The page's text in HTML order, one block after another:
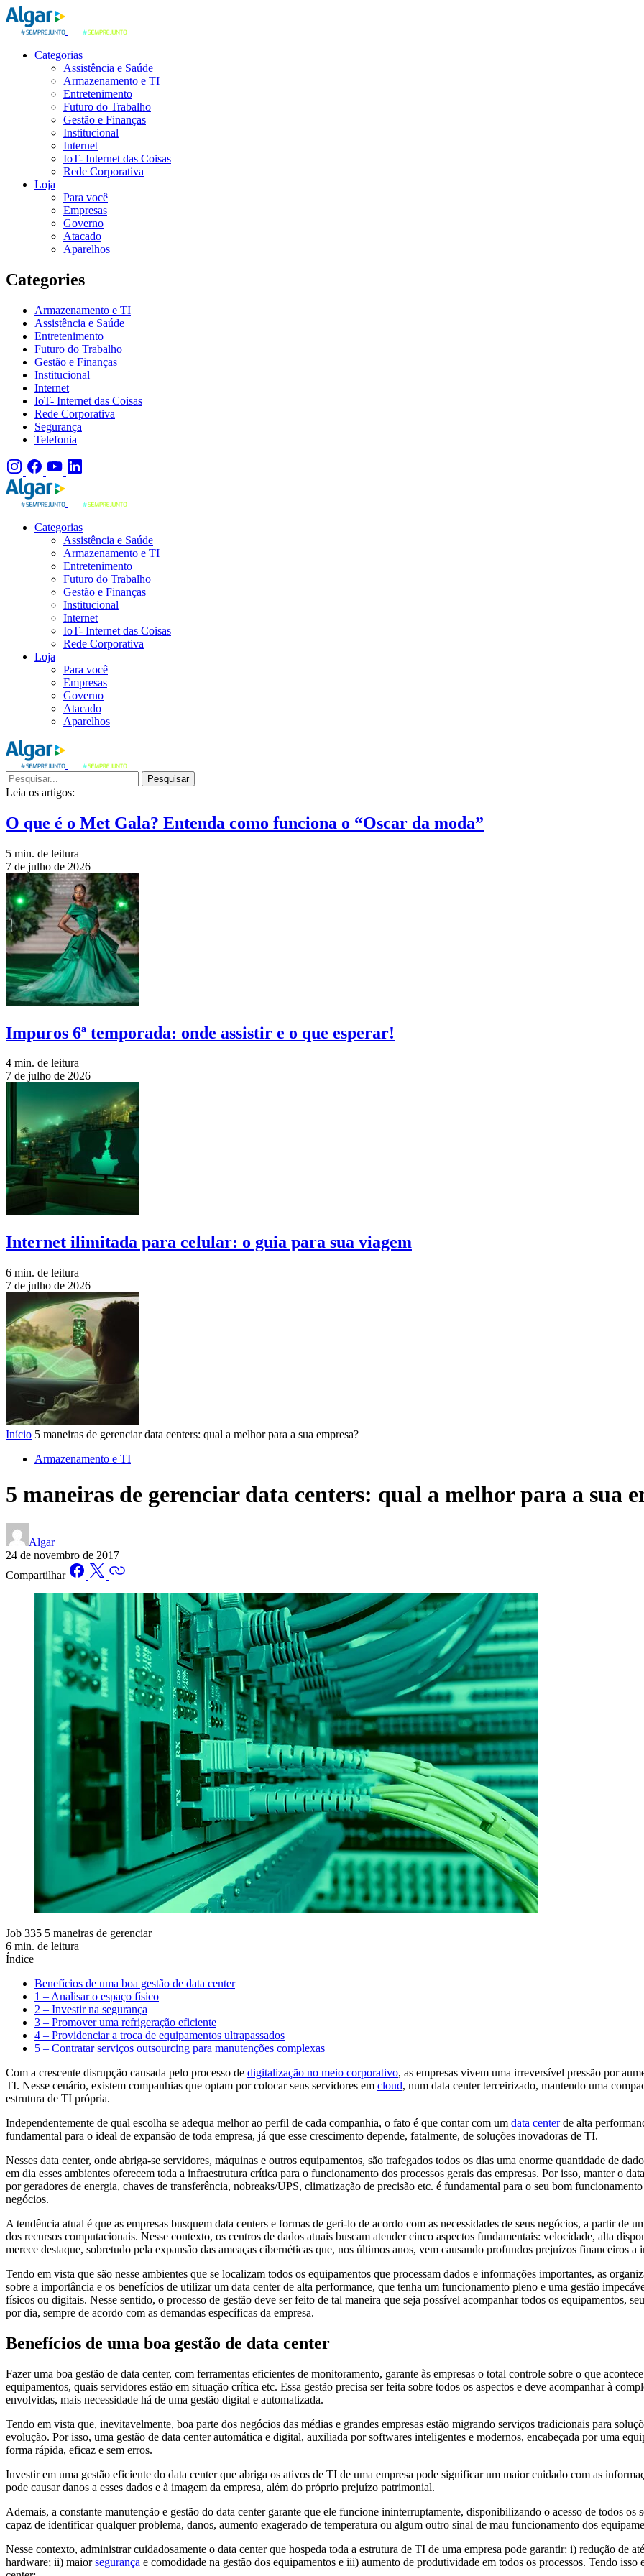
Categorias
Assistência e Saúde
Armazenamento e TI
Entretenimento
Futuro do Trabalho
Gestão e Finanças
Institucional
Internet
IoT- Internet das Coisas
Rede Corporativa
Loja
Para você
Empresas
Governo
Atacado
Aparelhos
Categories
Armazenamento e TI
Assistência e Saúde
Entretenimento
Futuro do Trabalho
Gestão e Finanças
Institucional
Internet
IoT- Internet das Coisas
Rede Corporativa
Segurança
Telefonia
Categorias
Assistência e Saúde
Armazenamento e TI
Entretenimento
Futuro do Trabalho
Gestão e Finanças
Institucional
Internet
IoT- Internet das Coisas
Rede Corporativa
Loja
Para você
Empresas
Governo
Atacado
Aparelhos
Pesquisar
Leia os artigos:
O que é o Met Gala? Entenda como funciona o “Oscar da moda”
5 min. de leitura
7 de julho de 2026
Impuros 6ª temporada: onde assistir e o que esperar!
4 min. de leitura
7 de julho de 2026
Internet ilimitada para celular: o guia para sua viagem
6 min. de leitura
7 de julho de 2026
Início 5 maneiras de gerenciar data centers: qual a melhor para a sua empresa?
Armazenamento e TI
5 maneiras de gerenciar data centers: qual a melhor para a sua
Algar
24 de novembro de 2017
Compartilhar
Job 335 5 maneiras de gerenciar
6 min. de leitura
Índice
Benefícios de uma boa gestão de data center
1 – Analisar o espaço físico
2 – Investir na segurança
3 – Promover uma refrigeração eficiente
4 – Providenciar a troca de equipamentos ultrapassados
5 – Contratar serviços outsourcing para manutenções complexas
Com a crescente disrupção causada pelo processo de digitalização no meio corporativo, as empresas vivem uma irreversível pressão por
TI. Nesse cenário, existem companhias que optam por colocar seus servidores em cloud, num data center terceirizado, mantendo uma
estrutura de TI própria.
Independentemente de qual escolha se adequa melhor ao perfil de cada companhia, o fato é que contar com um data centerde alta
fundamental para o ideal de expansão de toda empresa, já que esse crescimento depende, fatalmente, de soluções inovadoras de TI.
Nesses data center, onde abriga-se servidores, máquinas e outros equipamentos, são trafegados todos os dias uma enorme quantidade de
em dia esses ambientes oferecem toda a infraestrutura crítica para o funcionamento dos processos gerais das empresas. Por isso, manter o
por geradores de energia, chaves de transferência, nobreaks/UPS, climatização de precisão etc. é fundamental para o seu bom
negócios.
A tendência atual é que as empresas busquem data centers e formas de geri-lo de acordo com as necessidades de seus negócios, a partir de
dos recursos computacionais. Nesse contexto, os centros de dados atuais buscam atender cinco aspectos fundamentais: velocidade, alta
merece destaque, sobretudo pela expansão das ameaças cibernéticas que, nos últimos anos, vem causando profundos prejuízos financeiros a
Tendo em vista que são nesse ambientes que se localizam todos os equipamentos que processam dados e informações importantes, as
sobre a importância e os benefícios de utilizar um data center de alta performance, que tenha um funcionamento pleno e uma gestão
físicos ou digitais. Nesse sentido, o processo de gestão deve ser feito de tal maneira que seja possível acompanhar todos os equipamentos,
por dia, sempre de acordo com as demandas específicas da empresa.
Benefícios de uma boa gestão de data center
Fazer uma boa gestão de data center, com ferramentas eficientes de monitoramento, garante às empresas o total controle sobre o que
equipamentos, quais servidores estão em situação crítica etc. Essa gestão precisa ser feita sobre todos os aspectos e deve acompanhar à
envolvidas, mais necessidade há de uma gestão digital e automatizada.
Tendo em vista que, inevitavelmente, boa parte dos negócios das médias e grandes empresas estão migrando serviços tradicionais para
evolução. Por isso, uma gestão de data center automática e digital, auxiliada por softwares inteligentes e modernos, encabeçada por uma
forma rápida, eficaz e sem erros.
Investir em uma gestão eficiente do data center que abriga os ativos de TI de uma empresa pode significar um maior cuidado com as
pode causar danos a esses dados e à imagem da empresa, além do próprio prejuízo patrimonial.
Ademais, a constante manutenção e gestão do data center garante que ele funcione ininterruptamente, disponibilizando o acesso de todos os
capaz de identificar qualquer problema, danos, aumento exagerado de temperatura ou algum outro sinal de mau funcionamento dos
Nesse contexto, administrar cuidadosamente o data center que hospeda toda a estrutura de TI de uma empresa pode garantir: i) redução de
hardware; ii) maiorsegurança e comodidade na gestão dos equipamentos e iii) aumento de produtividade em todos os processos. Tendo